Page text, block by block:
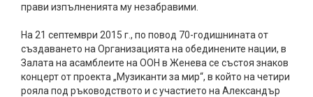
прави изпълненията му незабравими.
На 21 септември 2015 г., по повод 70-годишнината от
създаването на Организацията на обединените нации, в
Залата на асамблеите на ООН в Женева се състоя знаков
концерт от проекта „Музиканти за мир“, в който на четири
рояла под ръководството и с участието на Александър